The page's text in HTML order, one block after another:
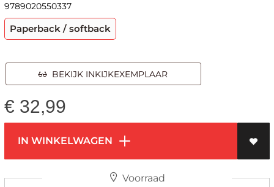
9789020550337
Paperback / softback
BEKIJK INKIJKEXEMPLAAR
€ 32,99
IN WINKELWAGEN
Voorraad